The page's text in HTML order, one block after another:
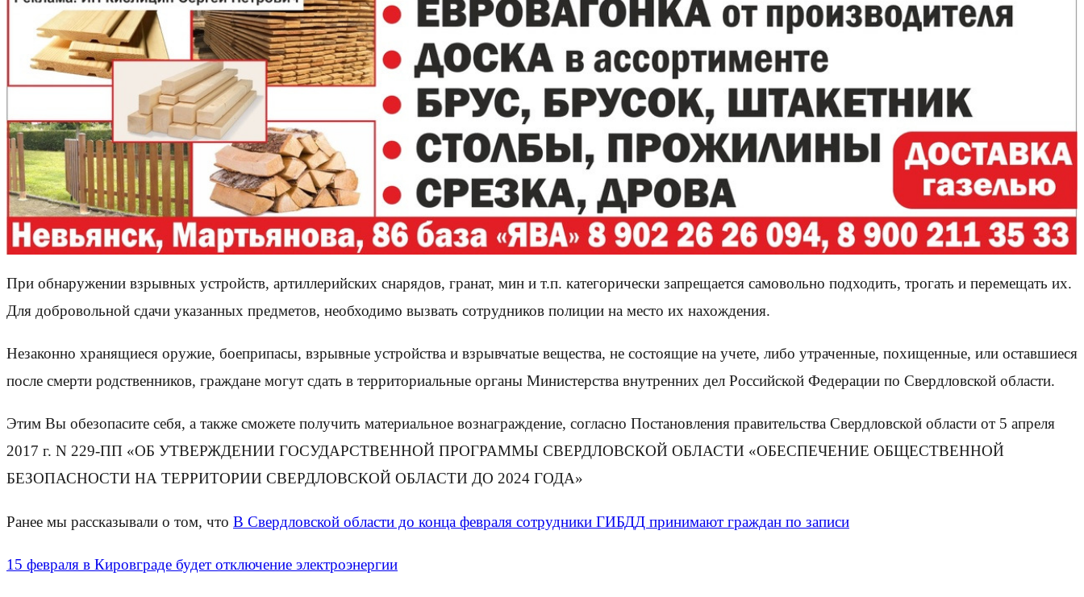
При обнаружении взрывных устройств, артиллерийских снарядов, гранат, мин и т.п. категорически запрещается самовольно подходить, трогать и перемещать их.
Для добровольной сдачи указанных предметов, необходимо вызвать сотрудников полиции на место их нахождения.
Незаконно хранящиеся оружие, боеприпасы, взрывные устройства и взрывчатые вещества, не состоящие на учете, либо утраченные, похищенные, или оставшиеся
после смерти родственников, граждане могут сдать в территориальные органы Министерства внутренних дел Российской Федерации по Свердловской области.
Этим Вы обезопасите себя, а также сможете получить материальное вознаграждение, согласно Постановления правительства Свердловской области от 5 апреля
2017 г. N 229-ПП «ОБ УТВЕРЖДЕНИИ ГОСУДАРСТВЕННОЙ ПРОГРАММЫ СВЕРДЛОВСКОЙ ОБЛАСТИ «ОБЕСПЕЧЕНИЕ ОБЩЕСТВЕННОЙ
БЕЗОПАСНОСТИ НА ТЕРРИТОРИИ СВЕРДЛОВСКОЙ ОБЛАСТИ ДО 2024 ГОДА»
Ранее мы рассказывали о том, что В Свердловской области до конца февраля сотрудники ГИБДД принимают граждан по записи
15 февраля в Кировграде будет отключение электроэнергии